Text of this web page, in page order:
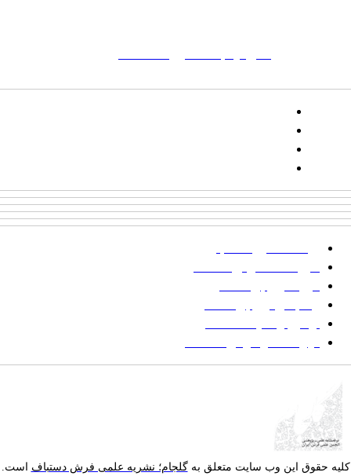
تلفن:
شماره همراه: ۰۹۳۹۳۸۵۵۵۴۴
پیامک: ۱۰۰۰۹۵۴۶۸۹۲۳۱۵
ایمیل:
پرداخت صورتحساب
شیوه‌نامه نگارش مقالات
فرایند ارزیابی مقاله
زمانبندی ارزیابی مقاله
توضیح وضعیت مقالات
فهرست موضوعی مقاله‌ها
حقوق این وب سایت متعلق بهگلجام؛ نشریه علمی فرش دستبافاست.